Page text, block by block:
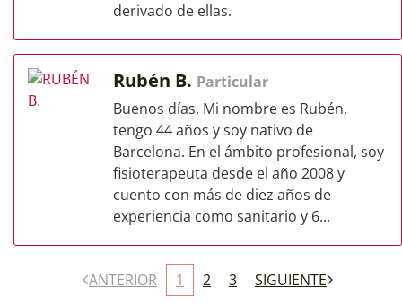
derivado de ellas.
Rubén B. Particular
Buenos días, Mi nombre es Rubén,
tengo 44 años y soy nativo de
Barcelona. En el ámbito profesional, soy
fisioterapeuta desde el año 2008 y
cuento con más de diez años de
experiencia como sanitario y 6...
ANTERIOR 1 2 3 SIGUIENTE